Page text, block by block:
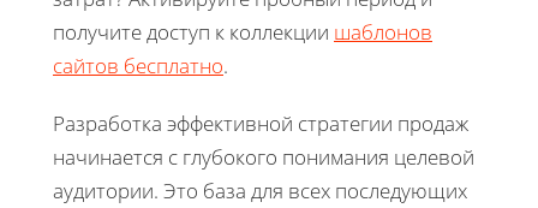
получите доступ к коллекции шаблонов
сайтов бесплатно.
Разработка эффективной стратегии продаж
начинается с глубокого понимания целевой
аудитории. Это база для всех последующих